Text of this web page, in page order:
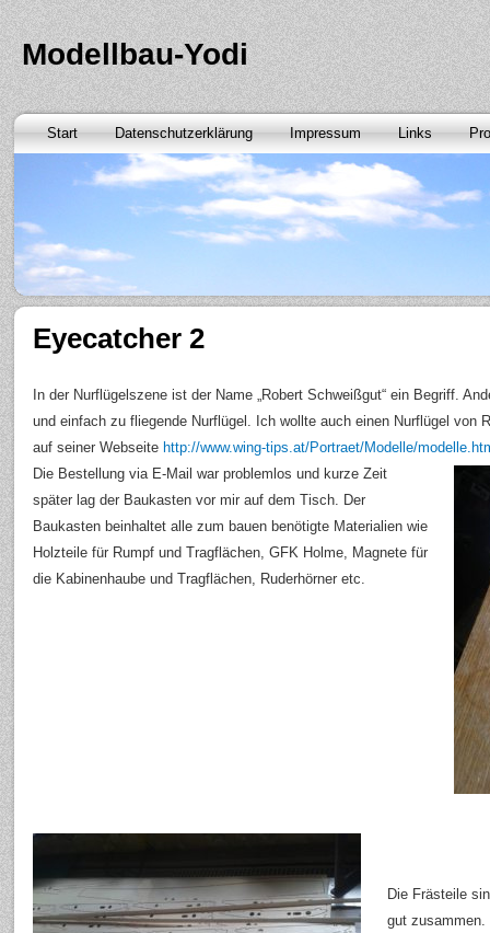
Modellbau-Yodi
Start Datenschutzerklärung Impressum Links
Eyecatcher 2
In der Nurflügelszene ist der Name „Robert Schweißgut“ ein Begriff.
und einfach zu fliegende Nurflügel. Ich wollte auch einen Nurflügel von
auf seiner Webseite http://www.wing-tips.at/Portraet/Modelle/
Die Bestellung via E-Mail war problemlos und kurze Zeit
später lag der Baukasten vor mir auf dem Tisch. Der
Baukasten beinhaltet alle zum bauen benötigte Materialien wie
Holzteile für Rumpf und Tragflächen, GFK Holme, Magnete für
die Kabinenhaube und Tragflächen, Ruderhörner etc.
Die Frästeile
gut zusammen.